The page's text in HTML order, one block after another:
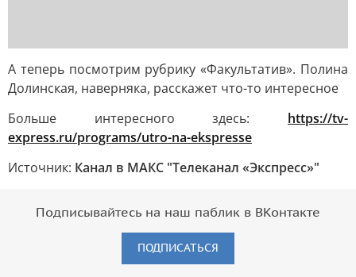
А теперь посмотрим рубрику «Факультатив». Полина
Долинская, наверняка, расскажет что-то интересное
Больше интересного здесь: https://tv-
express.ru/programs/utro-na-ekspresse
Источник: Канал в МАКС "Телеканал «Экспресс»"
Подписывайтесь на наш паблик в ВКонтакте
ПОДПИСАТЬСЯ